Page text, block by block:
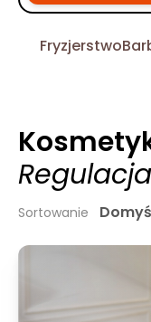
Fryzjerstwo
Sortowanie